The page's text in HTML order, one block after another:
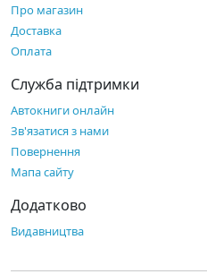
Про магазин
Доставка
Оплата
Служба підтримки
Автокниги онлайн
Зв'язатися з нами
Повернення
Мапа сайту
Додатково
Видавництва